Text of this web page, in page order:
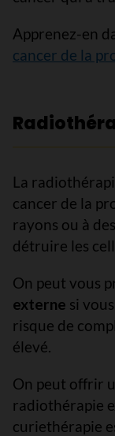
Apprenez-en
cancer de la
La
cancer de la
rayons ou à
détruire les
On peut vous
externe si
risque de
élevé.
On peut offrir
radiothérapie
curiethérapie